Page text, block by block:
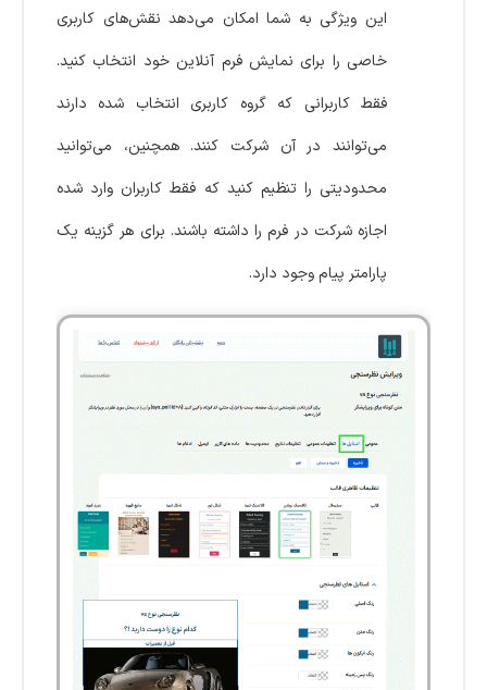
این ویژگی به شما امکان می‌دهد نقش‌های کاربری
خاصی را برای نمایش فرم آنلاین خود انتخاب کنید.
فقط کاربرانی که گروه کاربری انتخاب شده دارند
می‌توانند در آن شرکت کنند. همچنین، می‌توانید
محدودیتی را تنظیم کنید که فقط کاربران وارد شده
اجازه شرکت در فرم را داشته باشند. برای هر گزینه یک
پارامتر پیام وجود دارد.